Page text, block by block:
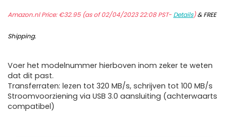
Amazon.nl Price:€32.95(as of 02/04/2023 22:08 PST- Details)&FREE
Shipping.
Voer het modelnummer hierboven inom zeker te weten
dat dit past.
Transferraten: lezen tot 320 MB/s, schrijven tot 100 MB/s
Stroomvoorziening via USB 3.0 aansluiting (achterwaarts
compatibel)